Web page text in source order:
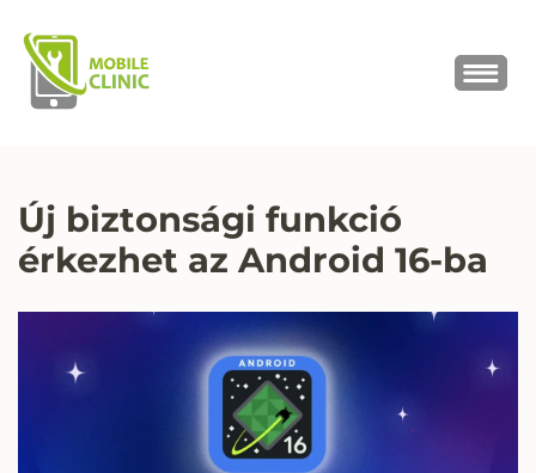
Új biztonsági funkció
érkezhet az Android 16-ba